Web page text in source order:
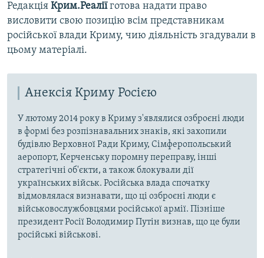
Редакція Крим.Реаліїготова надати право
висловити свою позицію всім представникам
російської влади Криму, чию діяльність згадували в
цьому матеріалі.
Анексія Криму Росією
У лютому 2014 року в Криму з'являлися озброєні люди
в формі без розпізнавальних знаків, які захопили
будівлю Верховної Ради Криму, Сімферопольський
аеропорт, Керченську поромну переправу, інші
стратегічні об'єкти, а також блокували дії
українських військ. Російська влада спочатку
відмовлялася визнавати, що ці озброєні люди є
військовослужбовцями російської армії. Пізніше
президент Росії Володимир Путін визнав, що це були
російські військові.